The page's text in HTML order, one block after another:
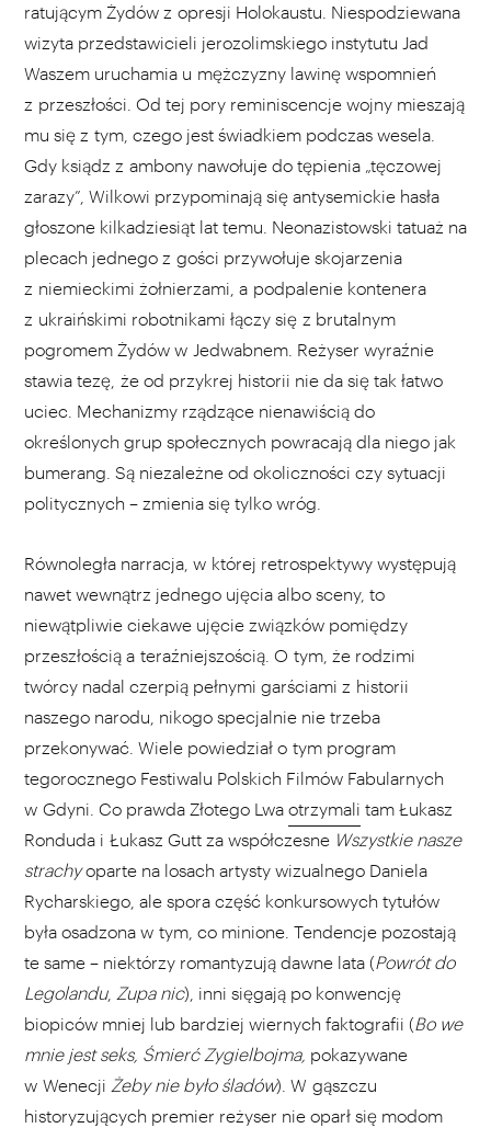
ratującym Żydów z opresji Holokaustu. Niespodziewana
wizyta przedstawicieli jerozolimskiego instytutu Jad
Waszem uruchamia u mężczyzny lawinę wspomnień
z przeszłości. Od tej pory reminiscencje wojny mieszają
mu się z tym, czego jest świadkiem podczas wesela.
Gdy ksiądz z ambony nawołuje do tępienia „tęczowej
zarazy”, Wilkowi przypominają się antysemickie hasła
głoszone kilkadziesiąt lat temu. Neonazistowski tatuaż na
plecach jednego z gości przywołuje skojarzenia
z niemieckimi żołnierzami, a podpalenie kontenera
z ukraińskimi robotnikami łączy się z brutalnym
pogromem Żydów w Jedwabnem. Reżyser wyraźnie
stawia tezę, że od przykrej historii nie da się tak łatwo
uciec. Mechanizmy rządzące nienawiścią do
określonych grup społecznych powracają dla niego jak
bumerang. Są niezależne od okoliczności czy sytuacji
politycznych – zmienia się tylko wróg.
Równoległa narracja, w której retrospektywy występują
nawet wewnątrz jednego ujęcia albo sceny, to
niewątpliwie ciekawe ujęcie związków pomiędzy
przeszłością a teraźniejszością. O tym, że rodzimi
twórcy nadal czerpią pełnymi garściami z historii
naszego narodu, nikogo specjalnie nie trzeba
przekonywać. Wiele powiedział o tym program
tegorocznego Festiwalu Polskich Filmów Fabularnych
w Gdyni. Co prawda Złotego Lwa otrzymali tam Łukasz
Ronduda i Łukasz Gutt za współczesne Wszystkie nasze
strachyoparte na losach artysty wizualnego Daniela
Rycharskiego, ale spora część konkursowych tytułów
była osadzona w tym, co minione. Tendencje pozostają
te same – niektórzy romantyzują dawne lata (Powrót do
Legolandu, Zupa nic), inni sięgają po konwencję
biopiców mniej lub bardziej wiernych faktografii (Bo we
mnie jest seks, Śmierć Zygielbojma, pokazywane
w Wenecji Żeby nie było śladów). W gąszczu
historyzujących premier reżyser nie oparł się modom